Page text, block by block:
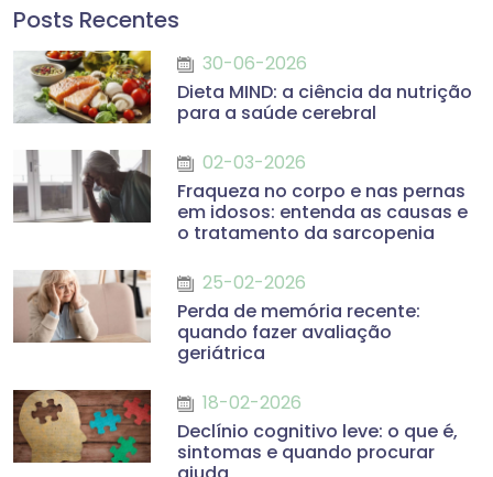
Posts Recentes
30-06-2026
Dieta MIND: a ciência da nutrição
para a saúde cerebral
02-03-2026
Fraqueza no corpo e nas pernas
em idosos: entenda as causas e
o tratamento da sarcopenia
25-02-2026
Perda de memória recente:
quando fazer avaliação
geriátrica
18-02-2026
Declínio cognitivo leve: o que é,
sintomas e quando procurar